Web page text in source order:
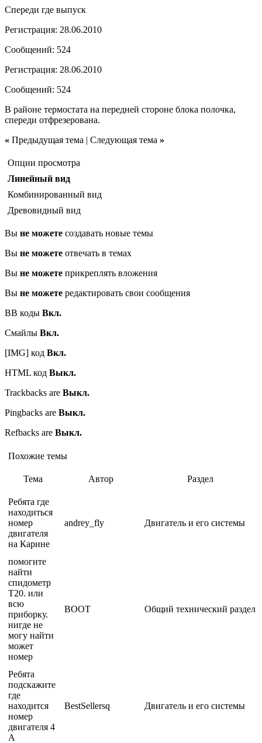
Спереди где выпуск
Регистрация: 28.06.2010
Сообщений: 524
Регистрация: 28.06.2010
Сообщений: 524
В районе термостата на передней стороне блока полочка,
спереди отфрезерована.
« Предыдущая тема | Следующая тема »
Опции просмотра
Линейный вид
Комбинированный вид
Древовидный вид
Вы не можете создавать новые темы
Вы не можете отвечать в темах
Вы не можете прикреплять вложения
Вы не можете редактировать свои сообщения
BB коды Вкл.
Смайлы Вкл.
[IMG] код Вкл.
HTML код Выкл.
Trackbacks are Выкл.
Pingbacks are Выкл.
Refbacks are Выкл.
Похожие темы
Тема Автор Раздел
Ребята где
находиться
номер
двигателя
на Карине
andrey_fly Двигатель и его системы
помогите
найти
спидометр
Т20. или
всю
приборку.
нигде не
могу найти
может
номер
BOOT Общий технический раздел
Ребята
подскажите
где
находится
номер
двигателя 4
А
BestSellersq Двигатель и его системы